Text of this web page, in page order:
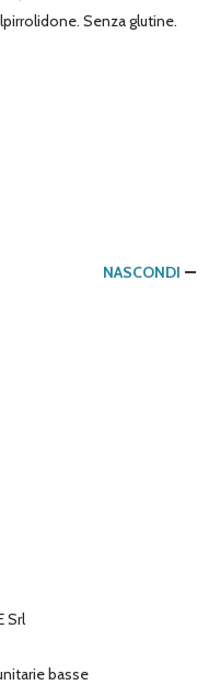
Senza glutine.
NASCONDI
Srl
basse